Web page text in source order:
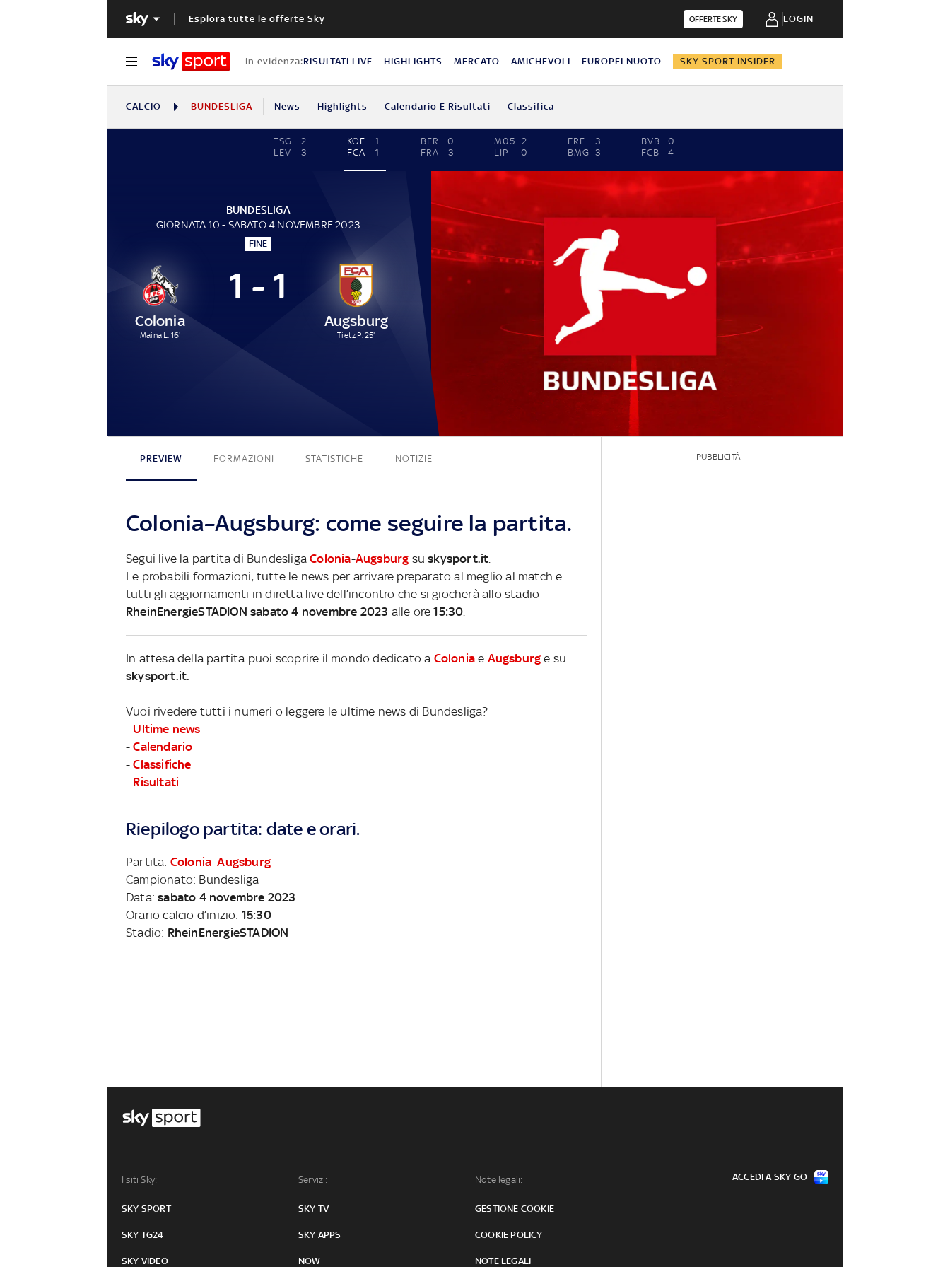
Esplora tutte le offerte Sky OFFERTE SKY LOGIN
In evidenza:RISULTATI LIVE HIGHLIGHTS MERCATO AMICHEVOLI EUROPEI NUOTO SKY SPORT INSIDER
CALCIO BUNDESLIGA News Highlights Calendario E Risultati Classifica
TSG
2
LEV
3
KOE
1
FCA
1
BER
0
FRA
3
M05
2
LIP
0
FRE
3
BMG 3
BVB
0
FCB
4
BUNDESLIGA
GIORNATA 10 - SABATO 4 NOVEMBRE 2023
FINE
Colonia
Maina L. 16'
1 - 1
Augsburg
Tietz P. 25'
PREVIEW FORMAZIONI STATISTICHE NOTIZIE
Colonia–Augsburg: come seguire la partita.
Segui live la partita di BundesligaColonia-Augsburg suskysport.it
Le probabili formazioni, tutte le news per arrivare preparato al meglio al match e
tutti gli aggiornamenti in diretta live dell’incontro che si giocherà allo stadio
RheinEnergieSTADION sabato 4 novembre 2023 alle ore15:30
In attesa della partita puoi scoprire il mondo dedicato a Colonia e Augsburg e su
skysport.it.
Vuoi rivedere tutti i numeri o leggere le ultime news di Bundesliga?
- Ultime news
-Calendario
-Classifiche
- Risultati
Riepilogo partita: date e orari.
Partita: Colonia–Augsburg
Campionato: Bundesliga
Data:sabato 4 novembre 2023
Orario calcio d’inizio: 15:30
Stadio: RheinEnergieSTADION
PUBBLICITÀ
I siti Sky:
SKY SPORT
SKY TG24
SKY VIDEO
Servizi:
SKY TV
SKY APPS
NOW
Note legali:
GESTIONE COOKIE
COOKIE POLICY
NOTE LEGALI
ACCEDI A SKY GO